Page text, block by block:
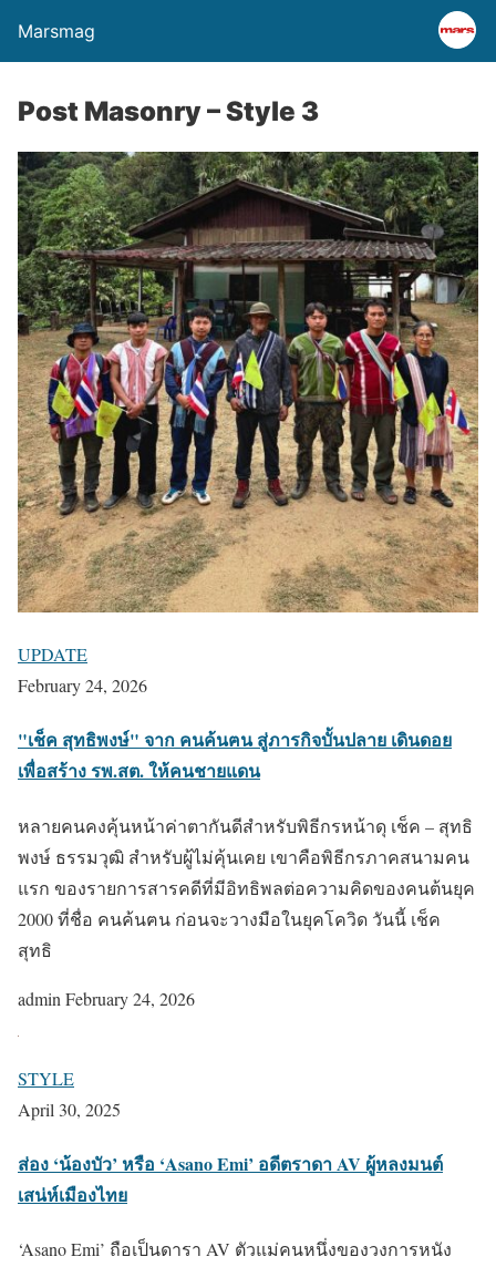
Marsmag
Post Masonry – Style 3
UPDATE
February 24, 2026
"เช็ค สุทธิพงษ์" จาก คนค้นฅน สู่ภารกิจบั้นปลาย เดินดอย
เพื่อสร้าง รพ.สต. ให้คนชายแดน
หลายคนคงคุ้นหน้าค่าตากันดีสำหรับพิธีกรหน้าดุ เช็ค – สุทธิ
พงษ์ ธรรมวุฒิ สำหรับผู้ไม่คุ้นเคย เขาคือพิธีกรภาคสนามคน
แรก ของรายการสารคดีที่มีอิทธิพลต่อความคิดของคนต้นยุค
2000 ที่ชื่อ คนค้นฅน ก่อนจะวางมือในยุคโควิด วันนี้ เช็ค
สุทธิ
admin February 24, 2026
STYLE
April 30, 2025
ส่อง ‘น้องบัว’ หรือ ‘Asano Emi’ อดีตราดา AV ผู้หลงมนต์
เสน่ห์เมืองไทย
‘Asano Emi’ ถือเป็นดารา AV ตัวแม่คนหนึ่งของวงการหนัง